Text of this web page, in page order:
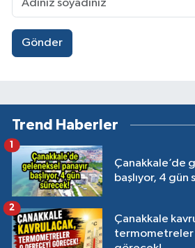
Gönder
Trend Haberler
Çanakkale’de
başlıyor, 4 gün
1
Çanakkale
termometreler
2